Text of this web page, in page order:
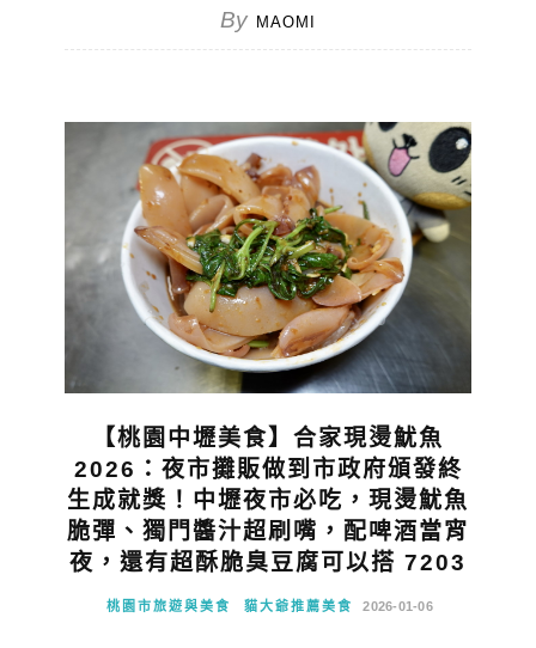
By MAOMI
【桃園中壢美食】合家現燙魷魚
2026：夜市攤販做到市政府頒發終
生成就獎！中壢夜市必吃，現燙魷魚
脆彈、獨門醬汁超刷嘴，配啤酒當宵
夜，還有超酥脆臭豆腐可以搭 7203
桃園市旅遊與美食 貓大爺推薦美食 2026-01-06